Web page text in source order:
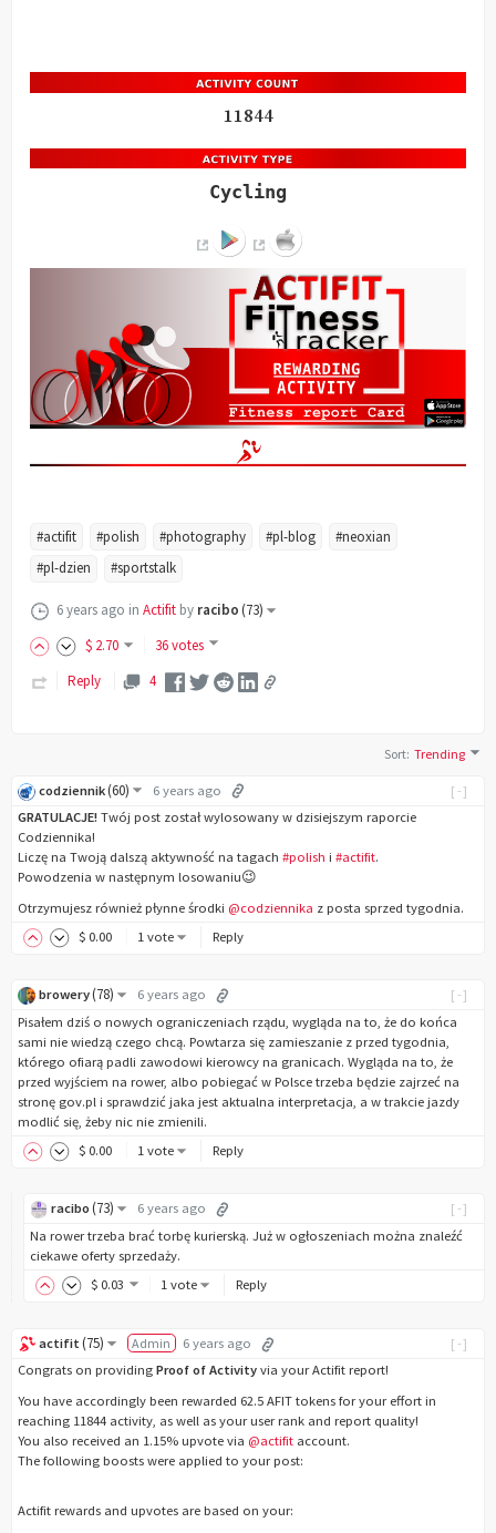
11844
Cycling
#actifit #polish #photography #pl-blog
#neoxian
#pl-dzien
#sportstalk
6 years ago in Actifit by racibo(73)
$ 2.70
36 votes
Reply
4
Sort:Trending
[-]
codziennik(60)
6 years ago
GRATULACJE! Twój post został wylosowany w dzisiejszym raporcie
Codziennika!
Liczę na Twoją dalszą aktywność na tagach #polish i #actifit.
Powodzenia w następnym losowaniu😉
Otrzymujesz również płynne środki @codziennika z posta sprzed tygodnia.
$ 0.00 1 vote Reply
[-]
browery(78)
6 years ago
Pisałem dziś o nowych ograniczeniach rządu, wygląda na to, że do końca
sami nie wiedzą czego chcą. Powtarza się zamieszanie z przed tygodnia,
którego ofiarą padli zawodowi kierowcy na granicach. Wygląda na to, że
przed wyjściem na rower, albo pobiegać w Polsce trzeba będzie zajrzeć na
stronę gov.pl i sprawdzić jaka jest aktualna interpretacja, a w trakcie jazdy
modlić się, żeby nic nie zmienili.
$ 0.00 1 vote Reply
[-]
racibo (73)
6 years ago
Na rower trzeba brać torbę kurierską. Już w ogłoszeniach można znaleźć
ciekawe oferty sprzedaży.
$ 0.03 1 vote Reply
[-]
actifit (75) Admin
6 years ago
Congrats on providing Proof of Activity via your Actifit report!
You have accordingly been rewarded 62.5 AFIT tokens for your effort in
reaching 11844 activity, as well as your user rank and report quality!
You also received an 1.15% upvote via @actifit account.
The following boosts were applied to your post:
Actifit rewards and upvotes are based on your: